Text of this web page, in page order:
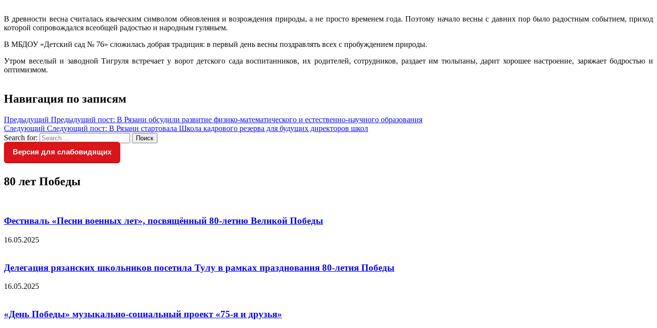
В древности весна считалась языческим символом обновления и возрождения природы, а не просто временем года. Поэтому начало весны с давних пор было радостным событием, приход
которой сопровождался всеобщей радостью и народным гуляньем.
В МБДОУ «Детский сад № 76» сложилась добрая традиция: в первый день весны поздравлять всех с пробуждением природы.
Утром веселый и заводной Тигруля встречает у ворот детского сада воспитанников, их родителей, сотрудников, раздает им тюльпаны, дарит хорошее настроение, заряжает бодростью и
оптимизмом.
Навигация по записям
Предыдущий Предыдущий пост: В Рязани обсудили развитие физико-математического и естественно-научного образования
Следующий Следующий пост: В Рязани стартовала Школа кадрового резерва для будущих директоров школ
Search for:
Поиск
Версия для слабовидящих
80 лет Победы
Фестиваль «Песни военных лет», посвящённый 80-летию Великой Победы
16.05.2025
Делегация рязанских школьников посетила Тулу в рамках празднования 80-летия Победы
16.05.2025
«День Победы» музыкально-социальный проект «75-я и друзья»